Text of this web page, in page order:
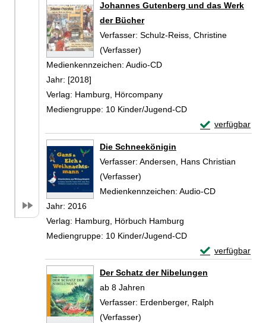
Johannes Gutenberg und das Werk
der Bücher
Verfasser: Schulz-Reiss, Christine
(Verfasser)
Medienkennzeichen: Audio-CD
Jahr: [2018]
Verlag: Hamburg, Hörcompany
Mediengruppe: 10 Kinder/Jugend-CD
verfügbar
Exemplar-
Die Schneekönigin
Verfasser: Andersen, Hans Christian
(Verfasser)
Medienkennzeichen: Audio-CD
Jahr: 2016
Verlag: Hamburg, Hörbuch Hamburg
Mediengruppe: 10 Kinder/Jugend-CD
verfügbar
Exemplar-
Der Schatz der Nibelungen
ab 8 Jahren
Verfasser: Erdenberger, Ralph
(Verfasser)